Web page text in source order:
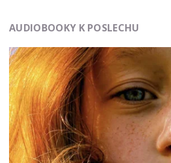
AUDIOBOOKY K POSLECHU